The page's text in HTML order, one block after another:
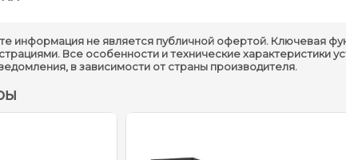
Высота стрелы :
информация не является публичной офертой. Ключевая
Все особенности и технические характеристики
в зависимости от страны производителя.